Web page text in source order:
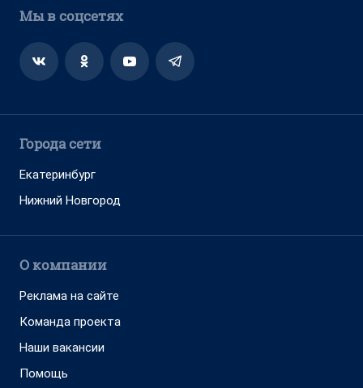
Мы в соцсетях
Города сети
Екатеринбург
Нижний Новгород
О компании
Реклама на сайте
Команда проекта
Наши вакансии
Помощь